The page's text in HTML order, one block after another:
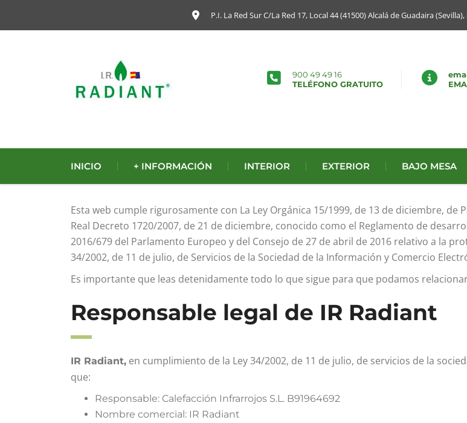
P.I. La Red Sur C/La Red 17, Local 44 (41500) Alcalá de Guadaira
900 49 49 16
TELÉFONO GRATUITO
INICIO + INFORMACIÓN INTERIOR EXTERIOR BAJO MESA
Esta web cumple rigurosamente con La Ley Orgánica 15/1999, de 13 de diciembre, de
Real Decreto 1720/2007, de 21 de diciembre, conocido como el Reglamento de
2016/679 del Parlamento Europeo y del Consejo de 27 de abril de 2016 relativo a la
34/2002, de 11 de julio, de Servicios de la Sociedad de la Información y Comercio
Es importante que leas detenidamente todo lo que sigue para que podamos
Responsable legal de IR Radiant
IR Radiant, en cumplimiento de la Ley 34/2002, de 11 de julio, de servicios de la
que:
Responsable: Calefacción Infrarrojos S.L. B91964692
Nombre comercial: IR Radiant